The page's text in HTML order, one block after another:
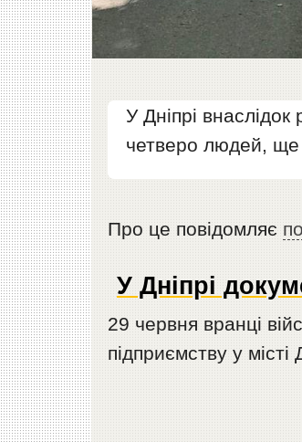
У Дніпрі
четверо людей,
Про це повідомляє
У Дніпрі
29 червня вранці
підприємству у місті